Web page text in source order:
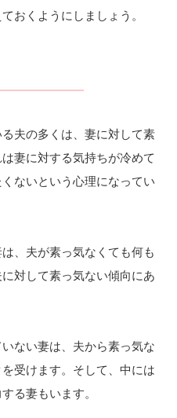
おくようにしましょう。
夫の多くは、妻に対して素
妻に対する気持ちが冷めて
ないという心理になってい
、夫が素っ気なくても何も
対して素っ気ない傾向にあ
ない妻は、夫から素っ気な
受けます。そして、中には
る妻もいます。